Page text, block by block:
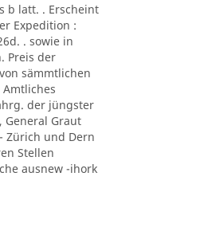
b latt. . Erscheint
Expedition :
. sowie in
Preis der
sämmtlichen
der jüngster
Graut
Zürich und Dern
Stellen
ausnew -ihork